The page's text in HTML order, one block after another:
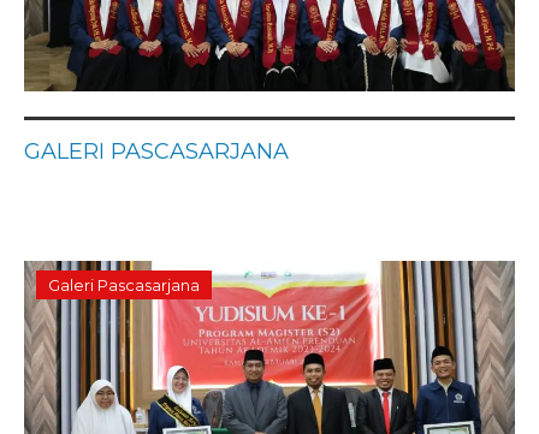
GALERI PASCASARJANA
Galeri Pascasarjana